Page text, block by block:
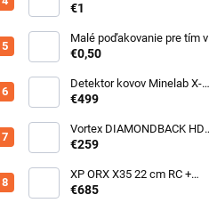
€1
Malé poďakovanie pre tím v
sklade
€0,50
Detektor kovov Minelab X-
Terra ELITE pinpoiter set
€499
Vortex DIAMONDBACK HD
10X50
€259
XP ORX X35 22 cm RC +
bezdrôtové slúchadlá
€685